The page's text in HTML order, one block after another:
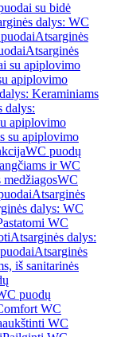
su bidė
dalys: WC
Atsarginės
Atsarginės
su apiplovimo
apiplovimo
Keraminiams
dalys:
apiplovimo
su apiplovimo
WC puodų
ir WC
medžiagosWC
Atsarginės
dalys: WC
WC
Atsarginės dalys:
Atsarginės
iš sanitarinės
puodų
WC
WC